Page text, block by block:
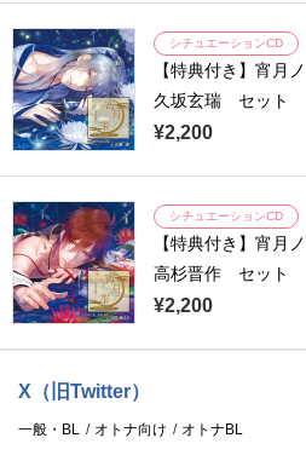
シチュエーションCD
【特典付き】宵月
久坂玄瑞 セット
¥2,200
シチュエーションCD
【特典付き】宵月
高杉晋作 セット
¥2,200
X（旧Twitter）
一般・BL オトナ向け オトナBL